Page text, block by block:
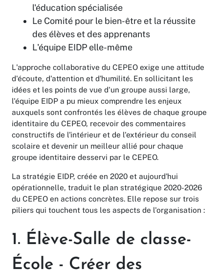
l'éducation spécialisée
Le Comité pour le bien-être et la réussite
des élèves et des apprenants
L'équipe EIDP elle-même
L'approche collaborative du CEPEO exige une attitude
d'écoute, d'attention et d'humilité. En sollicitant les
idées et les points de vue d'un groupe aussi large,
l'équipe EIDP a pu mieux comprendre les enjeux
auxquels sont confrontés les élèves de chaque groupe
identitaire du CEPEO, recevoir des commentaires
constructifs de l'intérieur et de l'extérieur du conseil
scolaire et devenir un meilleur allié pour chaque
groupe identitaire desservi par le CEPEO.
La stratégie EIDP, créée en 2020 et aujourd'hui
opérationnelle, traduit le plan stratégique 2020-2026
du CEPEO en actions concrètes. Elle repose sur trois
piliers qui touchent tous les aspects de l'organisation :
1. Élève-Salle de classe-
École - Créer des